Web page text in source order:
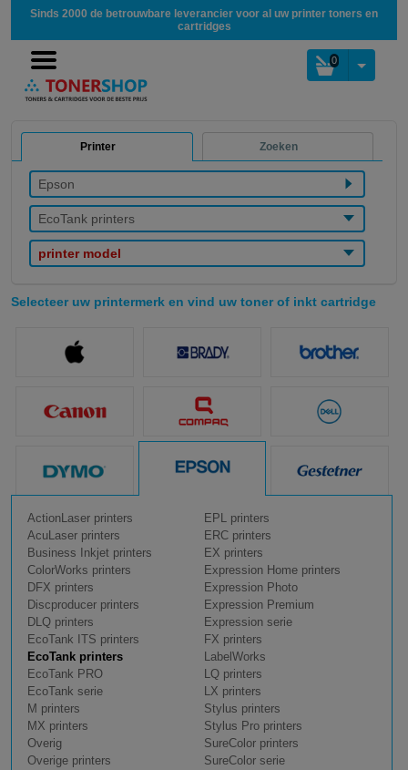
Sinds 2000 de betrouwbare leverancier voor al uw printer toners en
cartridges
0
Printer Zoeken
Epson
EcoTank printers
printer model
Selecteer uw printermerk en vind uw toner of inkt cartridge
ActionLaser printers
AcuLaser printers
Business Inkjet printers
ColorWorks printers
DFX printers
Discproducer printers
DLQ printers
EcoTank ITS printers
EcoTank printers
EcoTank PRO
EcoTank serie
EPL printers
ERC printers
EX printers
Expression Home printers
Expression Photo
Expression Premium
Expression serie
FX printers
LabelWorks
LQ printers
LX printers
M printers
MX printers
Overig
Overige printers
Stylus printers
Stylus Pro printers
SureColor printers
SureColor serie